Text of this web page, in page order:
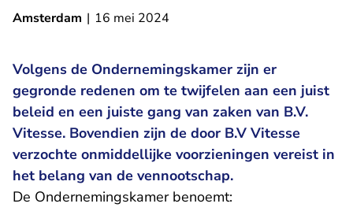
Amsterdam | 16 mei 2024
Volgens de Ondernemingskamer zijn er
gegronde redenen om te twijfelen aan een juist
beleid en een juiste gang van zaken van B.V.
Vitesse. Bovendien zijn de door B.V Vitesse
verzochte onmiddellijke voorzieningen vereist in
het belang van de vennootschap.
De Ondernemingskamer benoemt: